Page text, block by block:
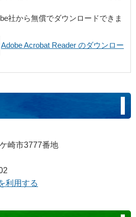
社から無償でダウンロードできま
Adobe Acrobat Reader のダウンロー
崎市3777番地
利用する